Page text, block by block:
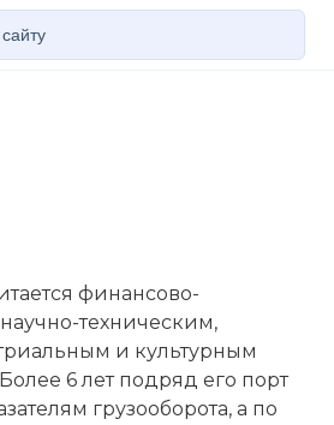
финансово-
техническим,
и культурным
6 лет подряд его порт
грузооборота, а по